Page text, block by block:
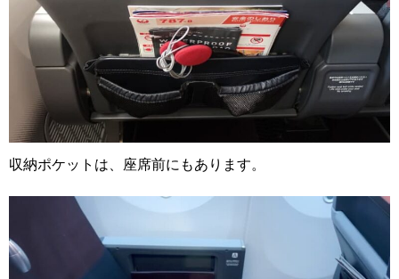
収納ポケットは、座席前にもあります。